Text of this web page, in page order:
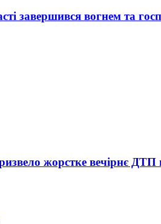
завершився вогнем та
жорстке вечірнє ДТП